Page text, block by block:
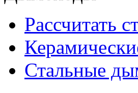
Рассчитать
Стальные